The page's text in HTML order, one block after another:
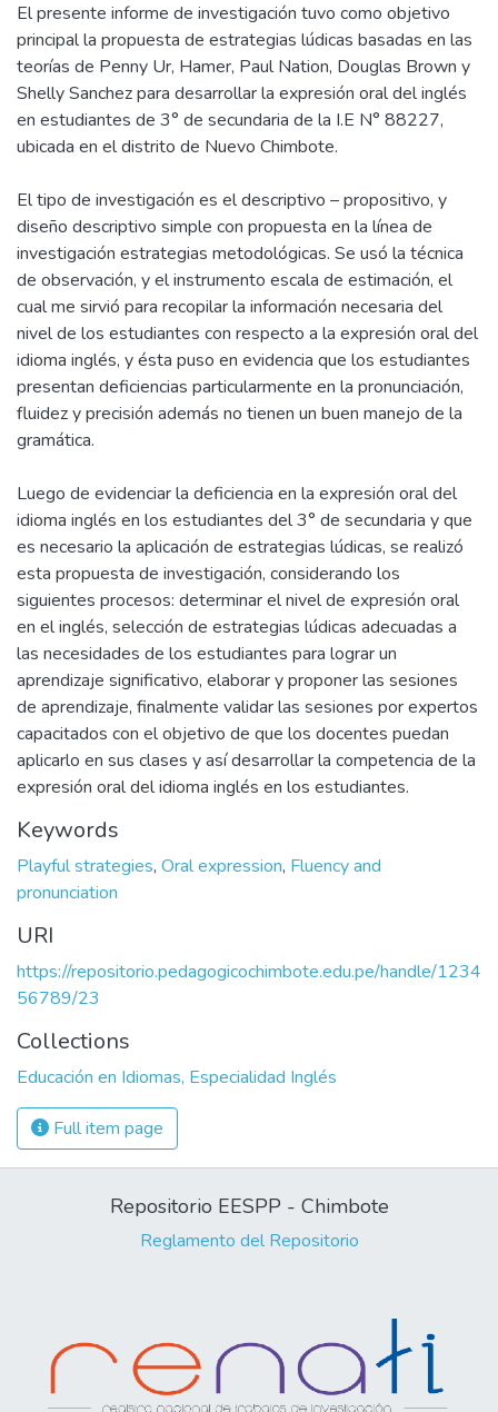
El presente informe de investigación tuvo como objetivo
principal la propuesta de estrategias lúdicas basadas en las
teorías de Penny Ur, Hamer, Paul Nation, Douglas Brown y
Shelly Sanchez para desarrollar la expresión oral del inglés
en estudiantes de 3° de secundaria de la I.E N° 88227,
ubicada en el distrito de Nuevo Chimbote.
El tipo de investigación es el descriptivo – propositivo, y
diseño descriptivo simple con propuesta en la línea de
investigación estrategias metodológicas. Se usó la técnica
de observación, y el instrumento escala de estimación, el
cual me sirvió para recopilar la información necesaria del
nivel de los estudiantes con respecto a la expresión oral del
idioma inglés, y ésta puso en evidencia que los estudiantes
presentan deficiencias particularmente en la pronunciación,
fluidez y precisión además no tienen un buen manejo de la
gramática.
Luego de evidenciar la deficiencia en la expresión oral del
idioma inglés en los estudiantes del 3° de secundaria y que
es necesario la aplicación de estrategias lúdicas, se realizó
esta propuesta de investigación, considerando los
siguientes procesos: determinar el nivel de expresión oral
en el inglés, selección de estrategias lúdicas adecuadas a
las necesidades de los estudiantes para lograr un
aprendizaje significativo, elaborar y proponer las sesiones
de aprendizaje, finalmente validar las sesiones por expertos
capacitados con el objetivo de que los docentes puedan
aplicarlo en sus clases y así desarrollar la competencia de la
expresión oral del idioma inglés en los estudiantes.
Keywords
Playful strategies, Oral expression, Fluency and
pronunciation
URI
https://repositorio.pedagogicochimbote.edu.pe/handle/1234
56789/23
Collections
Educación en Idiomas, Especialidad Inglés
Full item page
Repositorio EESPP - Chimbote
Reglamento del Repositorio